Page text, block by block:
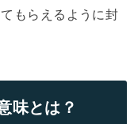
もらえるように封
味とは？